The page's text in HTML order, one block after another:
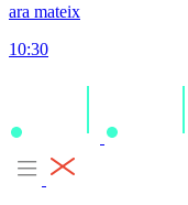
ara mateix
10:30